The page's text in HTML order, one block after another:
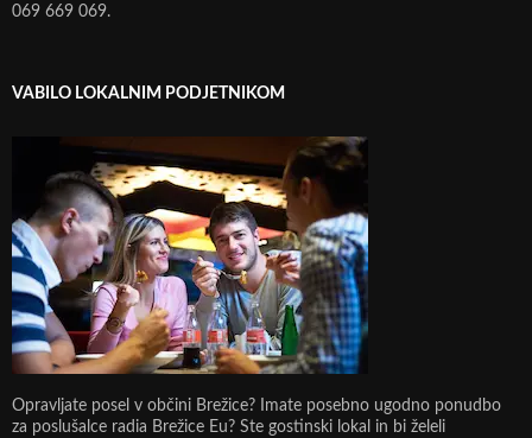
069 669 069.
VABILO LOKALNIM PODJETNIKOM
Opravljate posel v občini Brežice? Imate posebno ugodno ponudbo
za poslušalce radia Brežice Eu? Ste gostinski lokal in bi želeli